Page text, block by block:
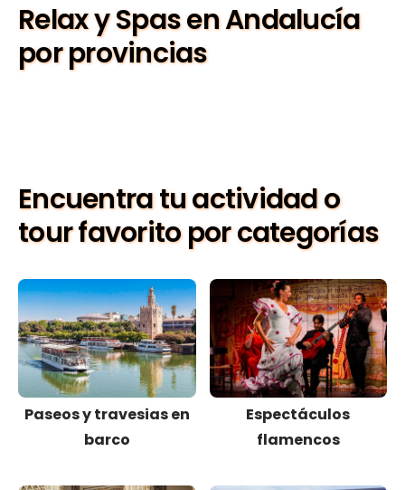
Relax y Spas en Andalucía
por provincias
Encuentra tu actividad o
tour favorito por categorías
Paseos y travesias en
barco
Espectáculos
flamencos